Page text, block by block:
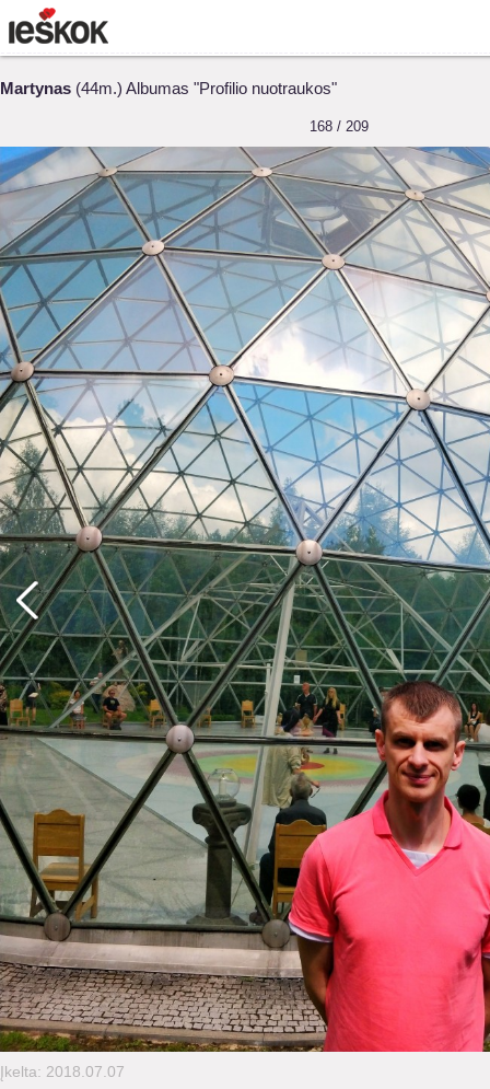
Martynas (44m.) Albumas "Profilio nuotraukos"
168 / 209
Įkelta: 2018.07.07